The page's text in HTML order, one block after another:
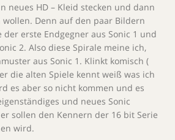
neues HD – Kleid stecken und dann
wollen. Denn auf den paar Bildern
der erste Endgegner aus Sonic 1 und
2. Also diese Spirale meine ich,
aus Sonic 1. Klinkt komisch (
die alten Spiele kennt weiß was ich
es aber so nicht kommen und es
und neues Sonic
sollen den Kennern der 16 bit Serie
wird.